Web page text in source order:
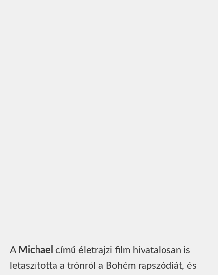
A Michael című életrajzi film hivatalosan is
letaszította a trónról a Bohém rapszódiát, és